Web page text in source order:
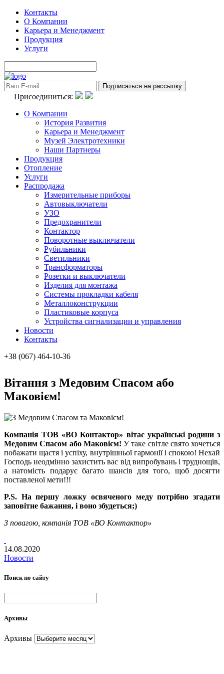
Контакты
О Компании
Карьера и Менеджмент
Продукция
Услуги
Присоединиться:
О Компании
История Развития
Карьера и Менеджмент
Музей Электротехники
Наши Партнеры
Продукция
Отопление
Услуги
Распродажа
Измерительные приборы
Автовыключатели
УЗО
Предохранители
Контактор
Поворотные выключатели
Рубильники
Светильники
Трансформаторы
Розетки и выключатели
Изделия для монтажа
Системы прокладки кабеля
Металлоконcтрукции
Пластиковые корпуса
Устройства сигнализации и управления
Новости
Контакты
+38 (067) 464-10-36
Вітання з Медовим Спасом або
Маковієм!
Компанія ТОВ «ВО Контактор» вітає українські родини з
Медовим Спасом або Маковієм! У таке світле свято хочеться
побажати щастя і успіху, внутрішньої гармонії і спокою! Нехай
Господь неодмінно захистить вас від випробувань і труднощів,
а натомість подарує багато шансів для того, щоб досягти
поставленої мети!!!
P.S. На першу ложку освяченого меду потрібно згадати
заповітне бажання, і воно збудеться;)
З повагою, компанія ТОВ «ВО Контактор»
14.08.2020
Новости
Поиск по сайту
Архивы
Архивы